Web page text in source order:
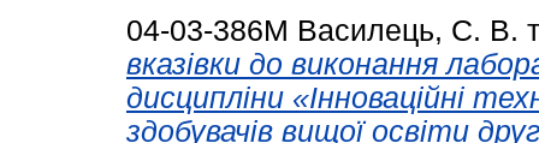
04-03-386М Василець, С. В.
вказівки до виконання
дисципліни «Інноваційні
здобувачів вищої освіти